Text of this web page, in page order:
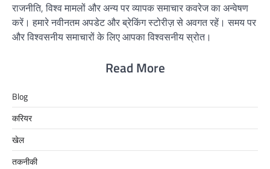
राजनीति, विश्व मामलों और अन्य पर व्यापक समाचार कवरेज का अन्वेषण
करें। हमारे नवीनतम अपडेट और ब्रेकिंग स्टोरीज़ से अवगत रहें। समय पर
और विश्वसनीय समाचारों के लिए आपका विश्वसनीय स्रोत।
Read More
Blog
करियर
खेल
तकनीकी